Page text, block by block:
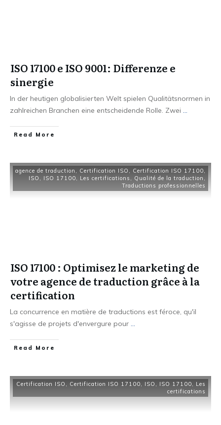
ISO 17100 e ISO 9001: Differenze e
sinergie
In der heutigen globalisierten Welt spielen Qualitätsnormen in
zahlreichen Branchen eine entscheidende Rolle. Zwei ...
Read More
agence de traduction , Certification ISO , Certification ISO 17100,
ISO , ISO 17100, Les certifications , Qualité de la traduction ,
Traductions professionnelles
ISO 17100 : Optimisez le marketing de
votre agence de traduction grâce à la
certification
La concurrence en matière de traductions est féroce, qu'il
s'agisse de projets d'envergure pour ...
Read More
Certification ISO , Certification ISO 17100, ISO , ISO 17100, Les
certifications